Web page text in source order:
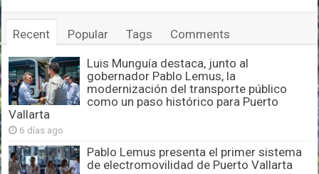
Recent Popular Tags Comments
Luis Munguía destaca, junto al
gobernador Pablo Lemus, la
modernización del transporte público
como un paso histórico para Puerto
Vallarta
6 días ago
Pablo Lemus presenta el primer sistema
de electromovilidad de Puerto Vallarta